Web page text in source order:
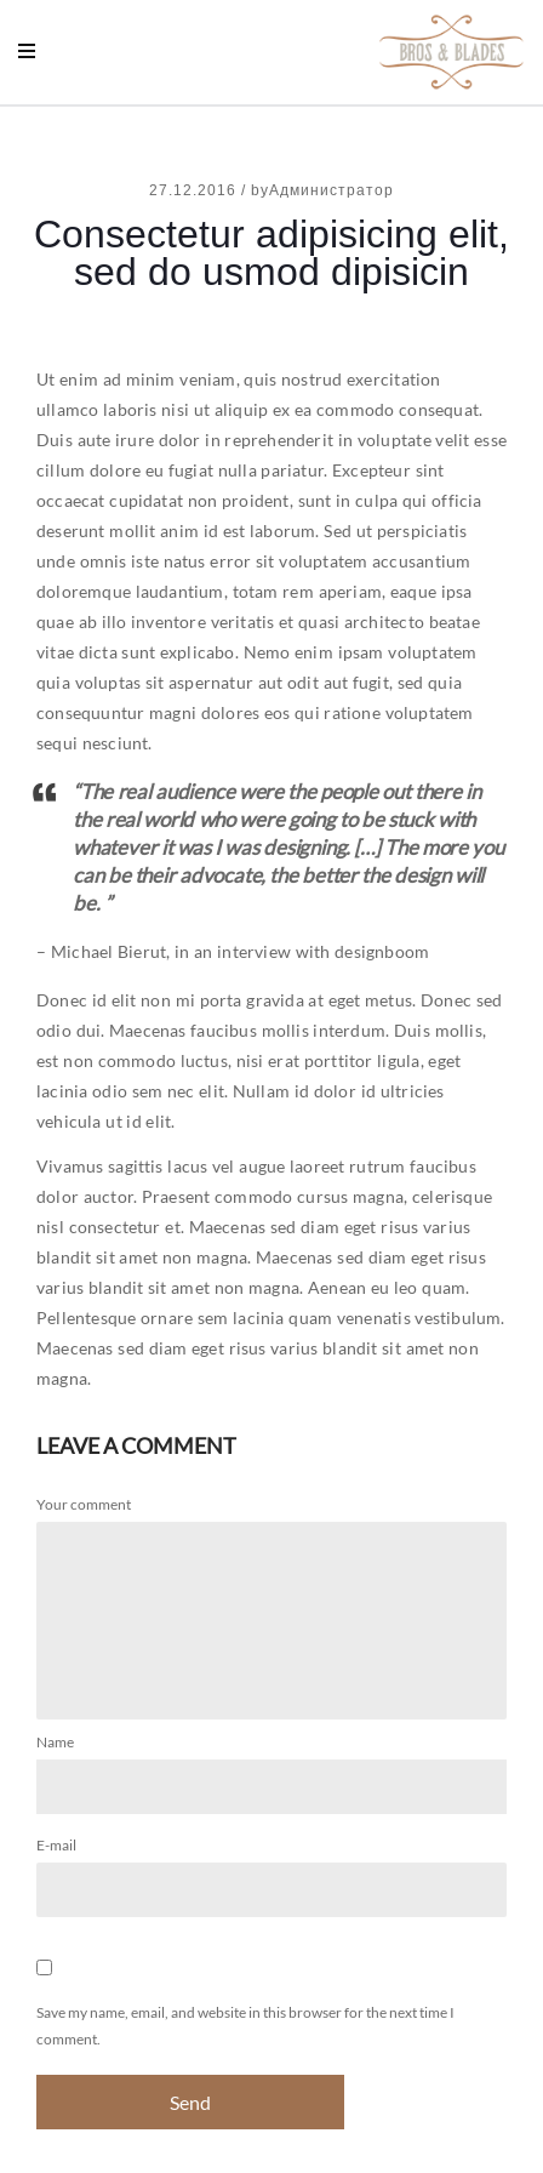
27.12.2016 / byАдминистратор
Consectetur adipisicing elit,
sed do usmod dipisicin
Ut enim ad minim veniam, quis nostrud exercitation
ullamco laboris nisi ut aliquip ex ea commodo consequat.
Duis aute irure dolor in reprehenderit in voluptate velit esse
cillum dolore eu fugiat nulla pariatur. Excepteur sint
occaecat cupidatat non proident, sunt in culpa qui officia
deserunt mollit anim id est laborum. Sed ut perspiciatis
unde omnis iste natus error sit voluptatem accusantium
doloremque laudantium, totam rem aperiam, eaque ipsa
quae ab illo inventore veritatis et quasi architecto beatae
vitae dicta sunt explicabo. Nemo enim ipsam voluptatem
quia voluptas sit aspernatur aut odit aut fugit, sed quia
consequuntur magni dolores eos qui ratione voluptatem
sequi nesciunt.
“The real audience were the people out there in
the real world who were going to be stuck with
whatever it was I was designing. […] The more you
can be their advocate, the better the design will
be. ”
– Michael Bierut, in an interview with designboom
Donec id elit non mi porta gravida at eget metus. Donec sed
odio dui. Maecenas faucibus mollis interdum. Duis mollis,
est non commodo luctus, nisi erat porttitor ligula, eget
lacinia odio sem nec elit. Nullam id dolor id ultricies
vehicula ut id elit.
Vivamus sagittis lacus vel augue laoreet rutrum faucibus
dolor auctor. Praesent commodo cursus magna, celerisque
nisl consectetur et. Maecenas sed diam eget risus varius
blandit sit amet non magna. Maecenas sed diam eget risus
varius blandit sit amet non magna. Aenean eu leo quam.
Pellentesque ornare sem lacinia quam venenatis vestibulum.
Maecenas sed diam eget risus varius blandit sit amet non
magna.
LEAVE A COMMENT
Your comment
Name
E-mail
Save my name, email, and website in this browser for the next time I
comment.